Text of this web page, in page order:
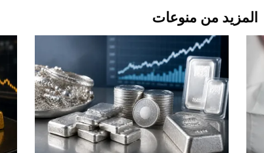
Aston Martin Valiant: على هوى الأبطال
المزيد من منوعات